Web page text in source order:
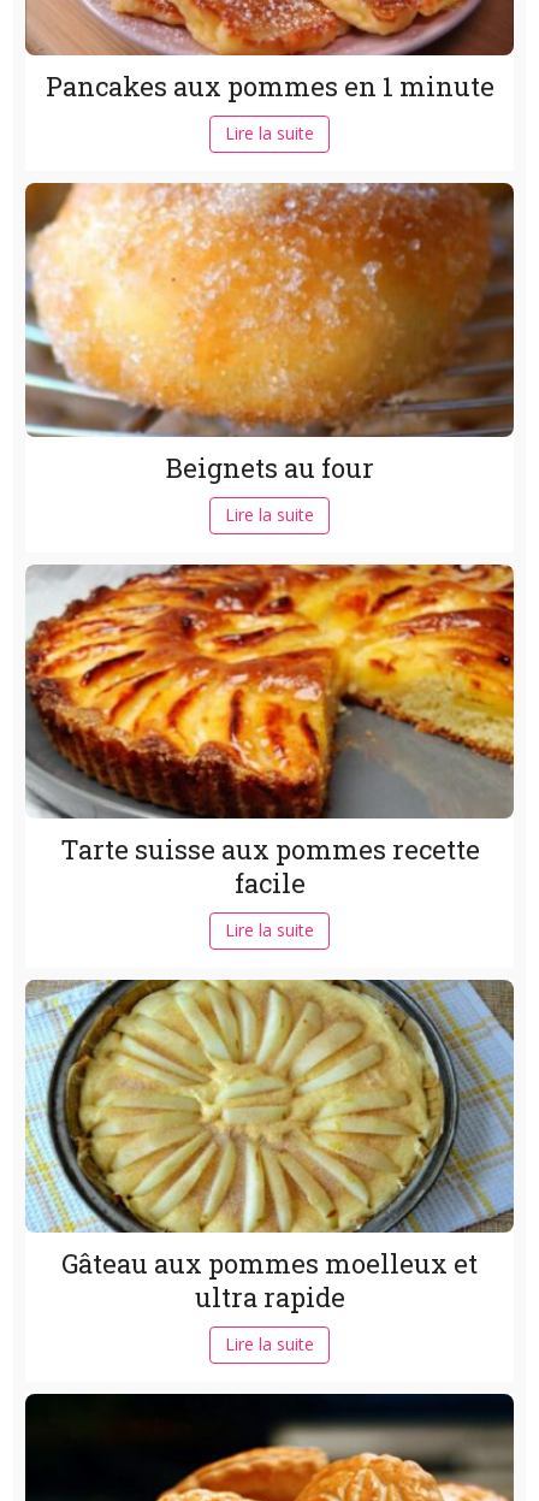
Pancakes aux pommes en 1 minute
Lire la suite
Beignets au four
Lire la suite
Tarte suisse aux pommes recette
facile
Lire la suite
Gâteau aux pommes moelleux et
ultra rapide
Lire la suite